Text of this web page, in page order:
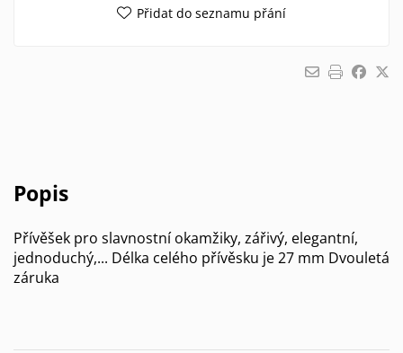
Přidat do seznamu přání
Popis
Přívěšek pro slavnostní okamžiky, zářivý, elegantní,
jednoduchý,... Délka celého přívěsku je 27 mm Dvouletá
záruka